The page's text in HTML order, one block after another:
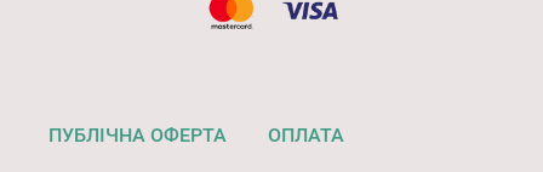
ПУБЛІЧНА ОФЕРТА ОПЛАТА